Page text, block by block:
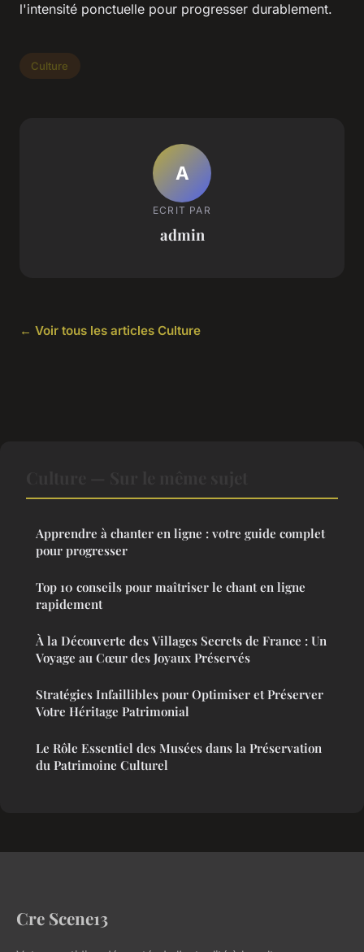
l'intensité ponctuelle pour progresser durablement.
Culture
A
ECRIT PAR
admin
← Voir tous les articles Culture
Apprendre à chanter en ligne : votre guide complet
pour progresser
Top 10 conseils pour maîtriser le chant en ligne
rapidement
À la Découverte des Villages Secrets de France : Un
Voyage au Cœur des Joyaux Préservés
Stratégies Infaillibles pour Optimiser et Préserver
Votre Héritage Patrimonial
Le Rôle Essentiel des Musées dans la Préservation
du Patrimoine Culturel
Cre Scene13